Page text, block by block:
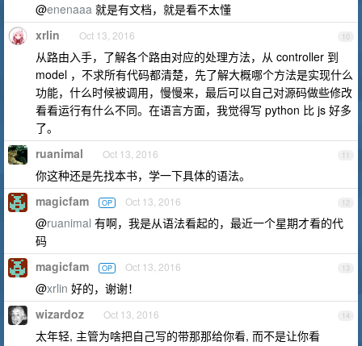
@enenaaa 就是有文档，就是看不太懂
10
xrlin Oct 13, 2016
从路由入手，了解各个路由对应的处理方法，从 controller 到
model ，不求所有代码都清楚，先了解大概哪个方法是实现什么
功能，什么时候被调用，慢慢来，最后可以自己对源码做些修改
看看运行有什么不同。在语言方面，我觉得写 python 比 js 好多
了。
11
ruanimal Oct 13, 2016
你这种还是先找本书，学一下具体的语法。
12
magicfam OP Oct 13, 2016
@ruanimal 有啊，我是从语法看起的，最近一个星期才看的代
码
13
magicfam OP Oct 13, 2016
@xrlin 好的，谢谢！
14
wizardoz Oct 13, 2016
太年轻, 主管为啥把自己写的带那那给你看, 而不是让你看